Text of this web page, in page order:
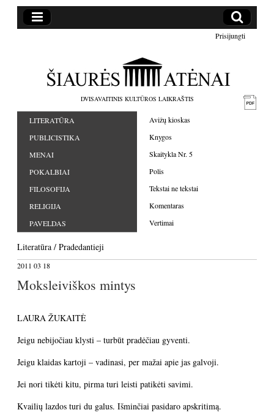
Prisijungti
DVISAVAITINIS KULTŪROS LAIKRAŠTIS
LITERATŪRA
PUBLICISTIKA
MENAI
POKALBIAI
FILOSOFIJA
RELIGIJA
PAVELDAS
Avižų kioskas
Knygos
Skaitykla Nr. 5
Polis
Tekstai ne tekstai
Komentaras
Vertimai
Literatūra / Pradedantieji
2011 03 18
Moksleiviškos mintys
LAURA ŽUKAITĖ
Jeigu nebijočiau klysti – turbūt pradėčiau gyventi.
Jeigu klaidas kartoji – vadinasi, per mažai apie jas galvoji.
Jei nori tikėti kitu, pirma turi leisti patikėti savimi.
Kvailių lazdos turi du galus. Išminčiai pasidaro apskritimą.